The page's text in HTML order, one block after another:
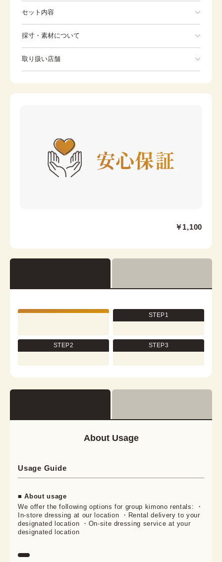
セット内容
※着付けに必要な一式をすべて含みます。
Kimono
採寸・素材について
身丈 -
取り扱い店舗
大阪市中央区心斎橋筋2-3-27 心央ビル3階
￥1,100
STEP1
STEP2 STEP3
About Usage
Usage Guide
■ About usage
We offer the following options for group kimono rentals: ・
In-store dressing at our location ・Rental delivery to your
designated location ・On-site dressing service at your
designated location